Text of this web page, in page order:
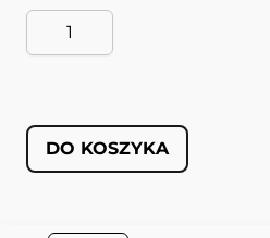
DO KOSZYKA